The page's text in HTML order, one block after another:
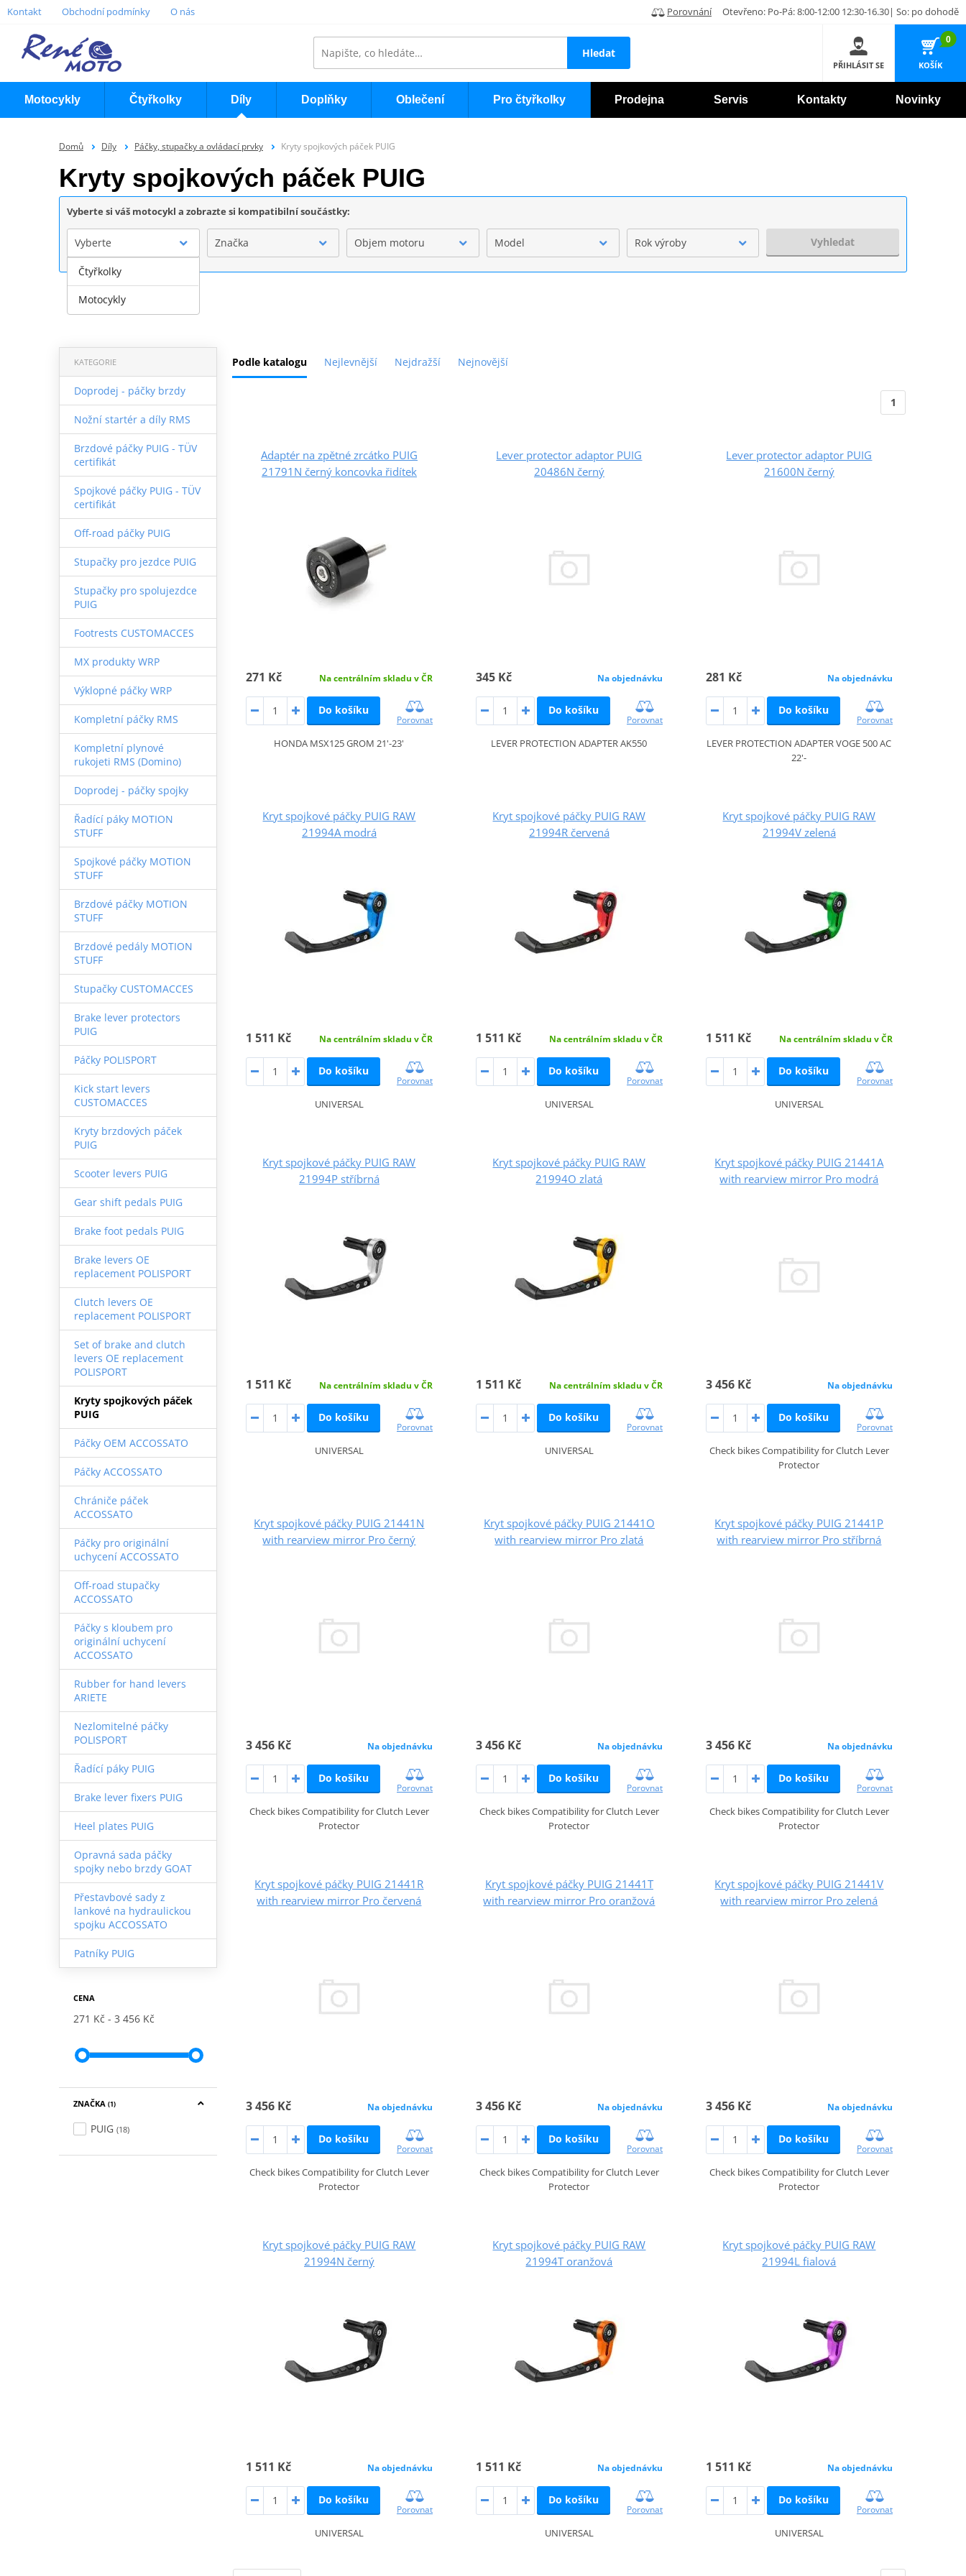
Kontakt Obchodní podmínky O nás Porovnání Otevřeno: Po-Pá: 8:00-12:00 12:30-16.30| So: po dohodě
Hledat
PŘIHLÁSIT SE
0
KOŠÍK
Motocykly Čtyřkolky Díly Doplňky Oblečení Pro čtyřkolky Prodejna Servis Kontakty Novinky
Domů Díly Páčky, stupačky a ovládací prvky Kryty spojkových páček PUIG
Kryty spojkových páček PUIG
Vyberte si váš motocykl a zobrazte si kompatibilní součástky:
Vyberte Značka Objem motoru Model Rok výroby Vyhledat
Podle katalogu Nejlevnější Nejdražší Nejnovější
KATEGORIE
Doprodej - páčky brzdy
Nožní startér a díly RMS
Brzdové páčky PUIG - TÜV
certifikát
Spojkové páčky PUIG - TÜV
certifikát
Off-road páčky PUIG
Stupačky pro jezdce PUIG
Stupačky pro spolujezdce
PUIG
Footrests CUSTOMACCES
MX produkty WRP
Výklopné páčky WRP
Kompletní páčky RMS
Kompletní plynové
rukojeti RMS (Domino)
Doprodej - páčky spojky
Řadící páky MOTION
STUFF
Spojkové páčky MOTION
STUFF
Brzdové páčky MOTION
STUFF
Brzdové pedály MOTION
STUFF
Stupačky CUSTOMACCES
Brake lever protectors
PUIG
Páčky POLISPORT
Kick start levers
CUSTOMACCES
Kryty brzdových páček
PUIG
Scooter levers PUIG
Gear shift pedals PUIG
Brake foot pedals PUIG
Brake levers OE
replacement POLISPORT
Clutch levers OE
replacement POLISPORT
Set of brake and clutch
levers OE replacement
POLISPORT
Kryty spojkových páček
PUIG
Páčky OEM ACCOSSATO
Páčky ACCOSSATO
Chrániče páček
ACCOSSATO
Páčky pro originální
uchycení ACCOSSATO
Off-road stupačky
ACCOSSATO
Páčky s kloubem pro
originální uchycení
ACCOSSATO
Rubber for hand levers
ARIETE
Nezlomitelné páčky
POLISPORT
Řadící páky PUIG
Brake lever fixers PUIG
Heel plates PUIG
Opravná sada páčky
spojky nebo brzdy GOAT
Přestavbové sady z
lankové na hydraulickou
spojku ACCOSSATO
Patníky PUIG
CENA
271 Kč 3 456 Kč
ZNAČKA (1)
PUIG (18)
1
Adaptér na zpětné zrcátko PUIG
21791N černý koncovka řidítek
271 Kč Na centrálním skladu v ČR
Do košíku
Porovnat
HONDA MSX125 GROM 21'-23'
Lever protector adaptor PUIG
20486N černý
345 Kč Na objednávku
Do košíku
Porovnat
LEVER PROTECTION ADAPTER AK550
Lever protector adaptor PUIG
21600N černý
281 Kč Na objednávku
Do košíku
Porovnat
LEVER PROTECTION ADAPTER VOGE 500 AC
22'-
Kryt spojkové páčky PUIG RAW
21994A modrá
1 511 Kč Na centrálním skladu v ČR
Do košíku
Porovnat
UNIVERSAL
Kryt spojkové páčky PUIG RAW
21994R červená
1 511 Kč Na centrálním skladu v ČR
Do košíku
Porovnat
UNIVERSAL
Kryt spojkové páčky PUIG RAW
21994V zelená
1 511 Kč Na centrálním skladu v ČR
Do košíku
Porovnat
UNIVERSAL
Kryt spojkové páčky PUIG RAW
21994P stříbrná
1 511 Kč Na centrálním skladu v ČR
Do košíku
Porovnat
UNIVERSAL
Kryt spojkové páčky PUIG RAW
21994O zlatá
1 511 Kč Na centrálním skladu v ČR
Do košíku
Porovnat
UNIVERSAL
Kryt spojkové páčky PUIG 21441A
with rearview mirror Pro modrá
3 456 Kč Na objednávku
Do košíku
Porovnat
Check bikes Compatibility for Clutch Lever
Protector
Kryt spojkové páčky PUIG 21441N
with rearview mirror Pro černý
3 456 Kč Na objednávku
Do košíku
Porovnat
Check bikes Compatibility for Clutch Lever
Protector
Kryt spojkové páčky PUIG 21441O
with rearview mirror Pro zlatá
3 456 Kč Na objednávku
Do košíku
Porovnat
Check bikes Compatibility for Clutch Lever
Protector
Kryt spojkové páčky PUIG 21441P
with rearview mirror Pro stříbrná
3 456 Kč Na objednávku
Do košíku
Porovnat
Check bikes Compatibility for Clutch Lever
Protector
Kryt spojkové páčky PUIG 21441R
with rearview mirror Pro červená
3 456 Kč Na objednávku
Do košíku
Porovnat
Check bikes Compatibility for Clutch Lever
Protector
Kryt spojkové páčky PUIG 21441T
with rearview mirror Pro oranžová
3 456 Kč Na objednávku
Do košíku
Porovnat
Check bikes Compatibility for Clutch Lever
Protector
Kryt spojkové páčky PUIG 21441V
with rearview mirror Pro zelená
3 456 Kč Na objednávku
Do košíku
Porovnat
Check bikes Compatibility for Clutch Lever
Protector
Kryt spojkové páčky PUIG RAW
21994N černý
1 511 Kč Na objednávku
Do košíku
Porovnat
UNIVERSAL
Kryt spojkové páčky PUIG RAW
21994T oranžová
1 511 Kč Na objednávku
Do košíku
Porovnat
UNIVERSAL
Kryt spojkové páčky PUIG RAW
21994L fialová
1 511 Kč Na objednávku
Do košíku
Porovnat
UNIVERSAL
Čtyřkolky
Motocykly